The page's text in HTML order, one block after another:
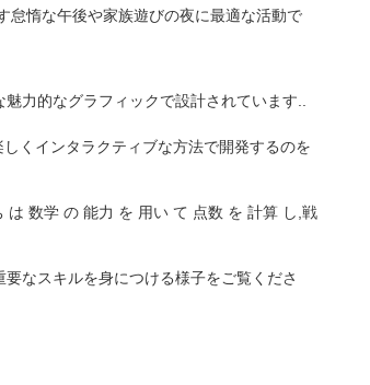
怠惰な午後や家族遊びの夜に最適な活動で
力的なグラフィックで設計されています..
くインタラクティブな方法で開発するのを
数学 の 能力 を 用い て 点数 を 計算 し,戦
なスキルを身につける様子をご覧くださ